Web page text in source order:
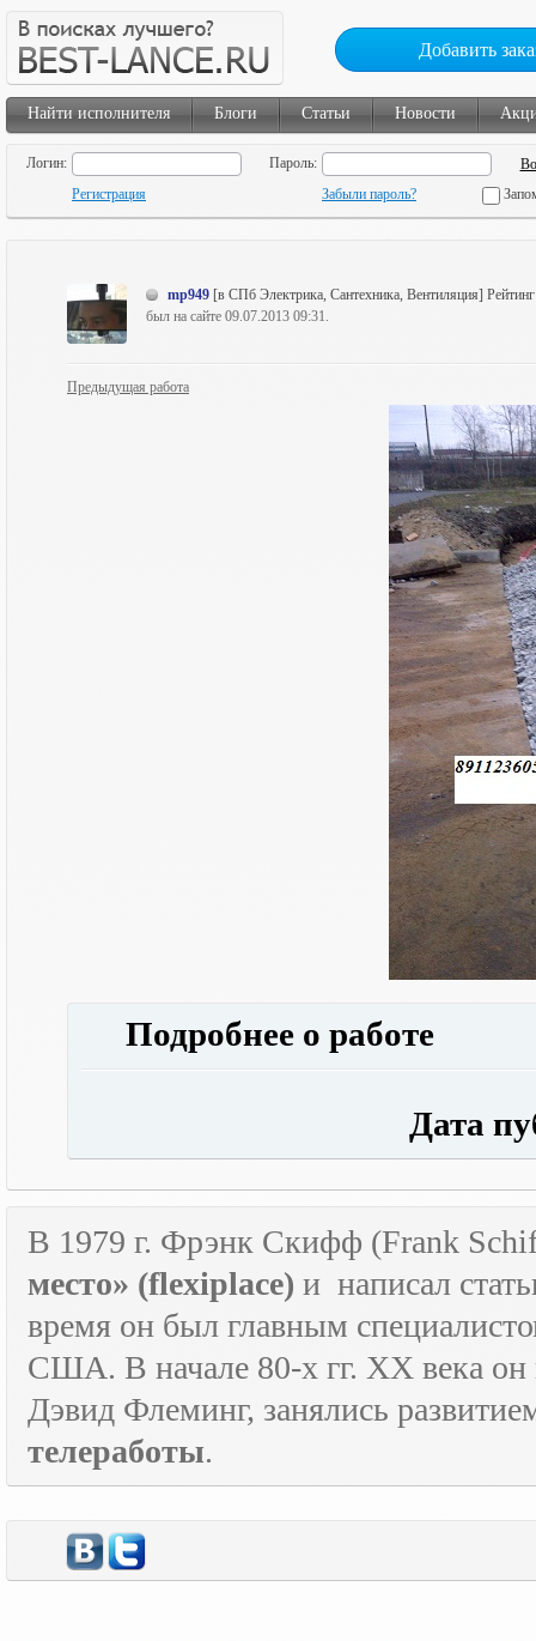
Добавить
Найти исполнителя Блоги Статьи Новости
Логин:
Пароль:
Регистрация
Забыли пароль?
mp949 [в СПб Электрика, Сантехника, Вентиляция]
был на сайте 09.07.2013 09:31.
Предыдущая работа
Подробнее о работе
Дата
В 1979 г. Фрэнк Скифф (Frank
место» (flexiplace) и написал
время он был главным
США. В начале 80-х гг. XX века
Дэвид Флеминг, занялись
телеработы.